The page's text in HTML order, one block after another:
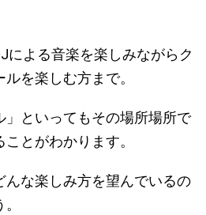
による音楽を楽しみながらク
を楽しむ方まで。
」といってもその場所場所で
とがわかります。
んな楽しみ方を望んでいるの